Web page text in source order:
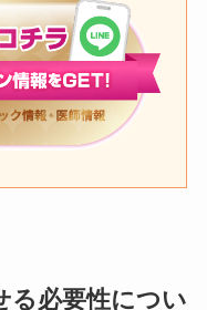
る必要性につい